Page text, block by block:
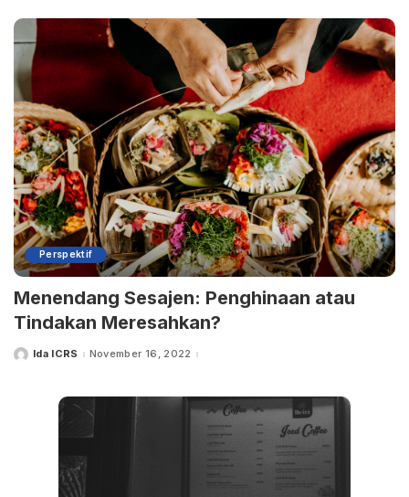
Perspektif
Menendang Sesajen: Penghinaan atau
Tindakan Meresahkan?
PostedIda ICRS November 16, 2022